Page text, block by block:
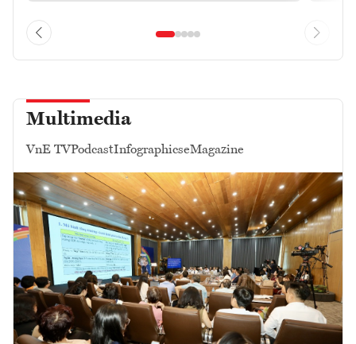
Multimedia
VnE TVPodcastInfographicseMagazine